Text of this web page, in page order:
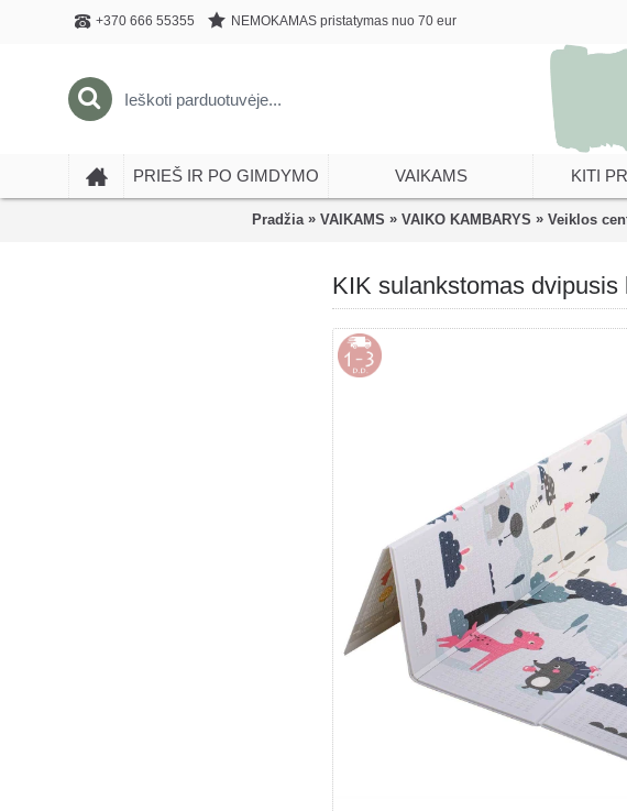
+370 666 55355 NEMOKAMAS pristatymas nuo 70 eur
PRIEŠ IR PO GIMDYMO VAIKAMS KITI
Pradžia » VAIKAMS » VAIKO KAMBARYS » Veiklos
KIK sulankstomas